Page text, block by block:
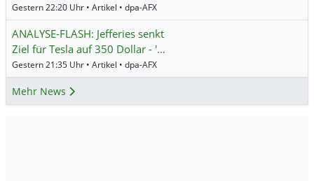
Gestern 22:20 Uhr • Artikel • dpa-AFX
ANALYSE-FLASH: Jefferies senkt
Ziel für Tesla auf 350 Dollar - '…
Gestern 21:35 Uhr • Artikel • dpa-AFX
Mehr News